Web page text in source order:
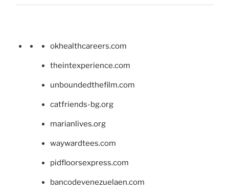
okhealthcareers.com
theintexperience.com
unboundedthefilm.com
catfriends-bg.org
marianlives.org
waywardtees.com
pidfloorsexpress.com
bancodevenezuelaen.com